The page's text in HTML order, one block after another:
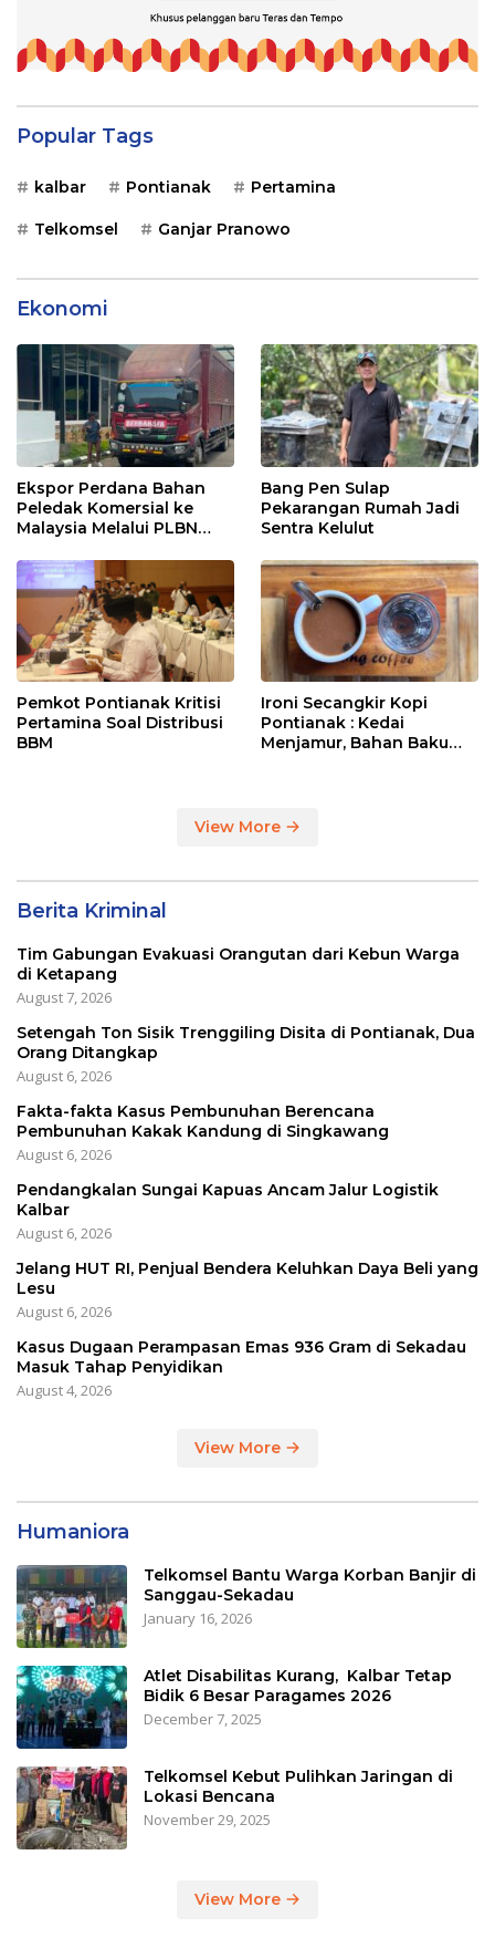
Popular Tags
kalbar Pontianak Pertamina
Telkomsel Ganjar Pranowo
Ekonomi
Ekspor Perdana Bahan
Peledak Komersial ke
Malaysia Melalui PLBN
Bang Pen Sulap
Pekarangan Rumah Jadi
Sentra Kelulut
Pemkot Pontianak Kritisi
Pertamina Soal Distribusi
BBM
Ironi Secangkir Kopi
Pontianak : Kedai
Menjamur, Bahan Baku
View More
Berita Kriminal
Tim Gabungan Evakuasi Orangutan dari Kebun Warga
di Ketapang
August 7, 2026
Setengah Ton Sisik Trenggiling Disita di Pontianak, Dua
Orang Ditangkap
August 6, 2026
Fakta-fakta Kasus Pembunuhan Berencana
Pembunuhan Kakak Kandung di Singkawang
August 6, 2026
Pendangkalan Sungai Kapuas Ancam Jalur Logistik
Kalbar
August 6, 2026
Jelang HUT RI, Penjual Bendera Keluhkan Daya Beli yang
Lesu
August 6, 2026
Kasus Dugaan Perampasan Emas 936 Gram di Sekadau
Masuk Tahap Penyidikan
August 4, 2026
View More
Humaniora
Telkomsel Bantu Warga Korban Banjir di
Sanggau-Sekadau
January 16, 2026
Atlet Disabilitas Kurang, Kalbar Tetap
Bidik 6 Besar Paragames 2026
December 7, 2025
Telkomsel Kebut Pulihkan Jaringan di
Lokasi Bencana
November 29, 2025
View More